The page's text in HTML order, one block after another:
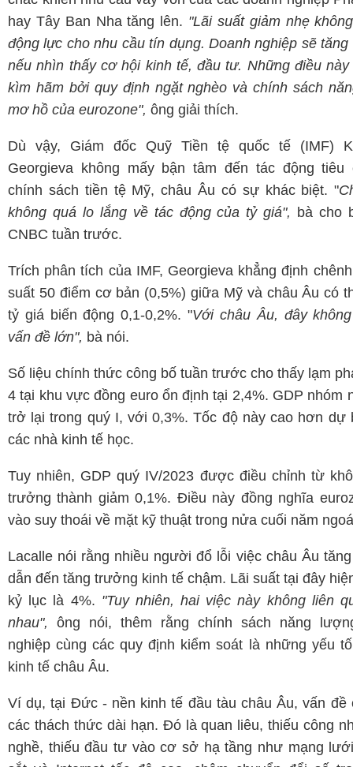
hay Tây Ban Nha tăng lên. "Lãi suất giảm nhẹ
động lực cho nhu cầu tín dụng. Doanh nghiệp sẽ tăng
nếu nhìn thấy cơ hội kinh tế, đầu tư. Những điều này
kìm hãm bởi quy định ngặt nghèo và chính sách
mơ hồ của eurozone", ông giải thích.
Dù vậy, Giám đốc Quỹ Tiền tệ quốc tế (IMF)
Georgieva không mấy bận tâm đến tác động tiêu
chính sách tiền tệ Mỹ, châu Âu có sự khác biệt. "
không quá lo lắng về tác động của tỷ giá", bà cho
CNBC tuần trước.
Trích phân tích của IMF, Georgieva khẳng định
suất 50 điểm cơ bản (0,5%) giữa Mỹ và châu Âu có
tỷ giá biến động 0,1-0,2%. "Với châu Âu, đây
vấn đề lớn", bà nói.
Số liệu chính thức công bố tuần trước cho thấy lạm
4 tại khu vực đồng euro ổn định tại 2,4%. GDP nhóm
trở lại trong quý I, với 0,3%. Tốc độ này cao hơn dự
các nhà kinh tế học.
Tuy nhiên, GDP quý IV/2023 được điều chỉnh từ
trưởng thành giảm 0,1%. Điều này đồng nghĩa
vào suy thoái về mặt kỹ thuật trong nửa cuối năm
Lacalle nói rằng nhiều người đổ lỗi việc châu Âu
dẫn đến tăng trưởng kinh tế chậm. Lãi suất tại đây
kỷ lục là 4%. "Tuy nhiên, hai việc này không liên
nhau", ông nói, thêm rằng chính sách năng
nghiệp cùng các quy định kiểm soát là những yếu
kinh tế châu Âu.
Ví dụ, tại Đức - nền kinh tế đầu tàu châu Âu, vấn đề
các thách thức dài hạn. Đó là quan liêu, thiếu công
nghề, thiếu đầu tư vào cơ sở hạ tầng như mạng